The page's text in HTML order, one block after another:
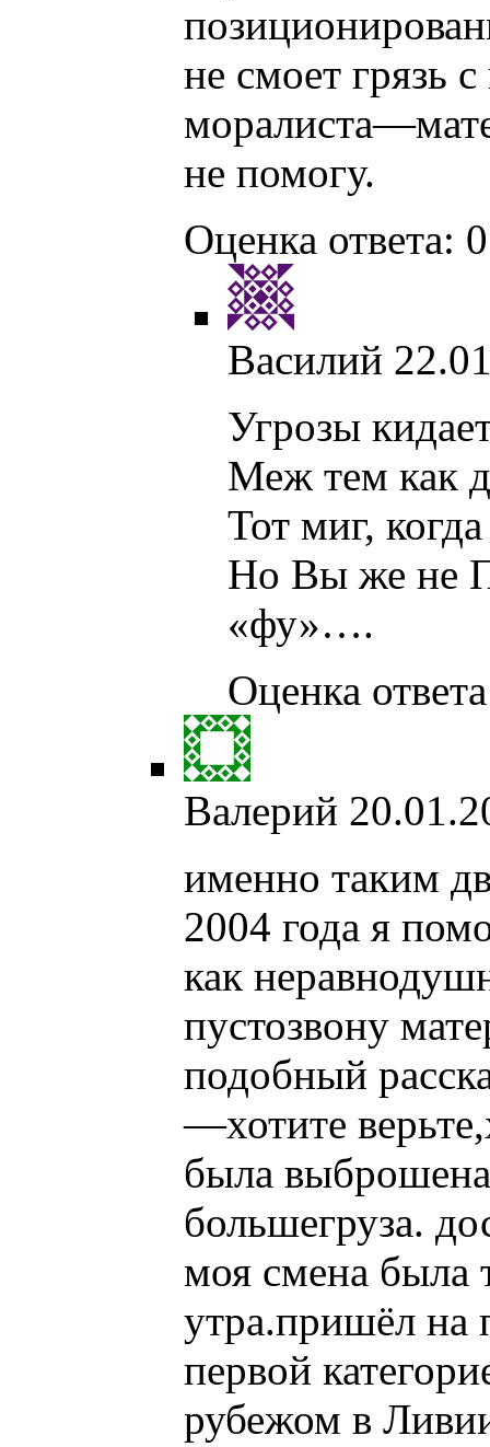
не смоет грязь
не помогу.
Оценка ответа:
Василий
Угрозы
Меж тем как
Тот миг,
Но Вы же не
«фу»….
Оценка
Валерий
именно таким
2004 года я
как
пустозвону
подобный
—хотите
была выброшена
большегруза.
моя смена была
утра.пришёл на
первой
рубежом в